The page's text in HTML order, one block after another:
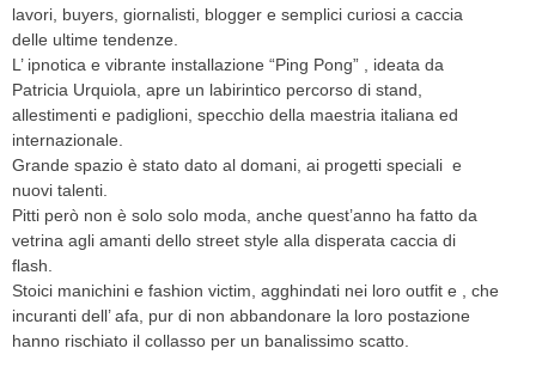
ABOUT
ARCHIVES
HOME
lavori, buyers, giornalisti, blogger e semplici curiosi a caccia
delle ultime tendenze.
L’ ipnotica e vibrante installazione “Ping Pong” , ideata da
Patricia Urquiola, apre un labirintico percorso di stand,
allestimenti e padiglioni, specchio della maestria italiana ed
internazionale.
Grande spazio è stato dato al domani, ai progetti speciali e
nuovi talenti.
Pitti però non è solo solo moda, anche quest’anno ha fatto da
vetrina agli amanti dello street style alla disperata caccia di
flash.
Stoici manichini e fashion victim, agghindati nei loro outfit e , che
incuranti dell’ afa, pur di non abbandonare la loro postazione
hanno rischiato il collasso per un banalissimo scatto.